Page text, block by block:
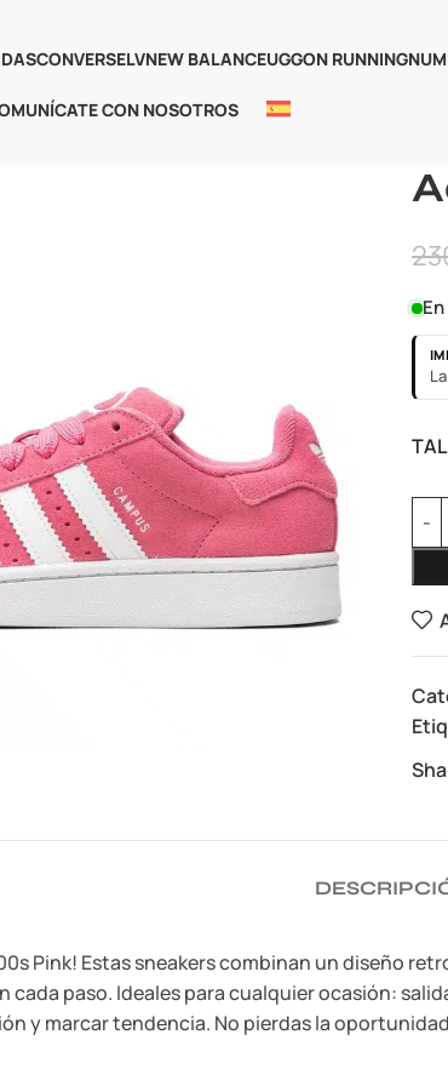
CONVERSELVNEW BALANCEUGGON RUNNING
CON NOSOTROS
Pink! Estas sneakers combinan un diseño
paso. Ideales para cualquier ocasión:
y marcar tendencia. No pierdas la